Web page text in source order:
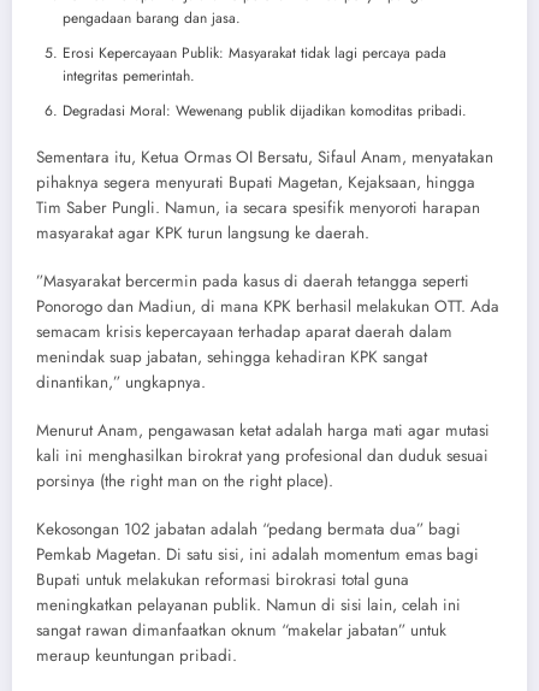
pengadaan barang dan jasa.
Erosi Kepercayaan Publik: Masyarakat tidak lagi percaya pada
integritas pemerintah.
Degradasi Moral: Wewenang publik dijadikan komoditas pribadi.
Sementara itu, ​Ketua Ormas OI Bersatu, Sifaul Anam, menyatakan
pihaknya segera menyurati Bupati Magetan, Kejaksaan, hingga
Tim Saber Pungli. Namun, ia secara spesifik menyoroti harapan
masyarakat agar KPK turun langsung ke daerah.
​”Masyarakat bercermin pada kasus di daerah tetangga seperti
Ponorogo dan Madiun, di mana KPK berhasil melakukan OTT. Ada
semacam krisis kepercayaan terhadap aparat daerah dalam
menindak suap jabatan, sehingga kehadiran KPK sangat
dinantikan,” ungkapnya.
​Menurut Anam, pengawasan ketat adalah harga mati agar mutasi
kali ini menghasilkan birokrat yang profesional dan duduk sesuai
porsinya (the right man on the right place).
​Kekosongan 102 jabatan adalah “pedang bermata dua” bagi
Pemkab Magetan. Di satu sisi, ini adalah momentum emas bagi
Bupati untuk melakukan reformasi birokrasi total guna
meningkatkan pelayanan publik. Namun di sisi lain, celah ini
sangat rawan dimanfaatkan oknum “makelar jabatan” untuk
meraup keuntungan pribadi.